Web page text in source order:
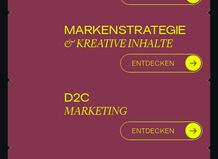
MARKENSTRATEGIE
& KREATIVE INHALTE
ENTDECKEN
D2C
MARKETING
ENTDECKEN